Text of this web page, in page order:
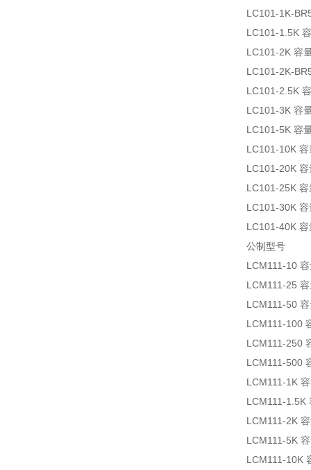
LC101-1K-
LC101-1.5K
LC101-2K 容
LC101-2K-
LC101-2.5K
LC101-3K 容
LC101-5K 容
LC101-10K
LC101-20K
LC101-25K
LC101-30K
LC101-40K
公制型号
LCM111-10
LCM111-25
LCM111-50
LCM111-100
LCM111-250
LCM111-500
LCM111-1K
LCM111-1.5K
LCM111-2K
LCM111-5K
LCM111-10K